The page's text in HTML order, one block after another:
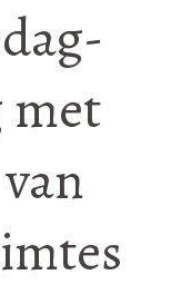
met